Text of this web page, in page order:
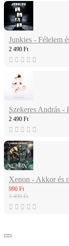
Junkies - Félelem
2 490 Ft
Szekeres András
2 490 Ft
Xenon - Akkor és
990 Ft
1 490 Ft